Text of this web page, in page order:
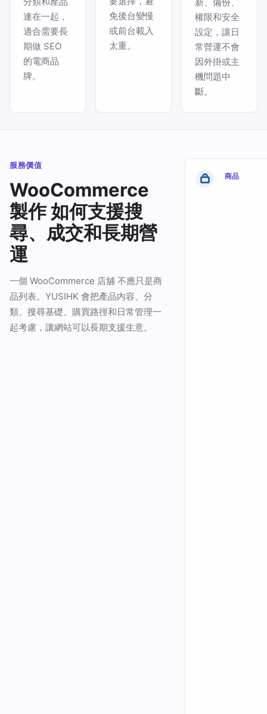
連在一起，
適合需要長
期做 SEO
的電商品
牌。
免後台變慢
或前台載入
太重。
權限和安全
設定，讓日
常營運不會
因外掛或主
機問題中
斷。
服務價值
WooCommerce
製作 如何支援搜
尋、成交和長期營
運
一個 WooCommerce 店舖 不應只是商
品列表。YUSIHK 會把產品內容、分
類、搜尋基礎、購買路徑和日常管理一
起考慮，讓網站可以長期支援生意。
商品